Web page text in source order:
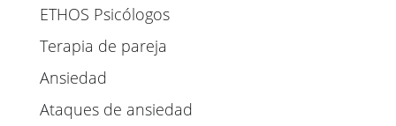
ETHOS Psicólogos
Terapia de pareja
Ansiedad
Ataques de ansiedad